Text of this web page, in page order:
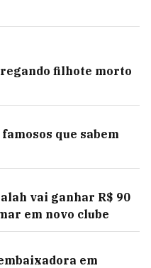
filhote morto
que sabem
vai ganhar R$ 90
em novo clube
em